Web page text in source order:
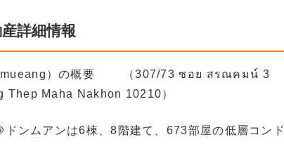
詳細情報
）の概要 （307/73 ซอย สรณคมน์ 3
Maha Nakhon 10210）
ンムアンは6棟、8階建て、673部屋の低層コンド